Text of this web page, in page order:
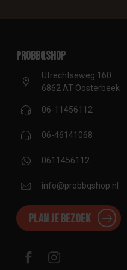
proBBQshop
Utrechtseweg 160
6862 AT Oosterbeek
06-11456112
06-46141068
0611456112
info@probbqshop.nl
Plan je bezoek